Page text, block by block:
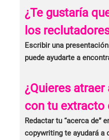
¿Te gustaría
los
Escribir una
puede ayudarte a
¿Quieres
con tu extracto
Redactar tu “acerca de”
copywriting te ayudará a